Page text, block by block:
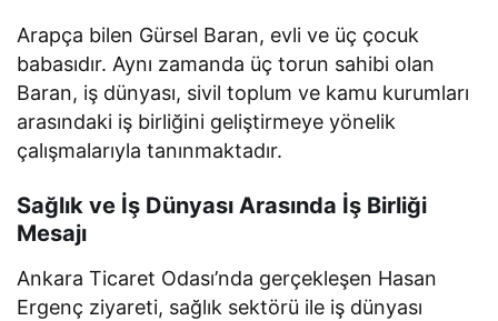
Arapça bilen Gürsel Baran, evli ve üç çocuk
babasıdır. Aynı zamanda üç torun sahibi olan
Baran, iş dünyası, sivil toplum ve kamu kurumları
arasındaki iş birliğini geliştirmeye yönelik
çalışmalarıyla tanınmaktadır.
Sağlık ve İş Dünyası Arasında İş Birliği
Mesajı
Ankara Ticaret Odası’nda gerçekleşen Hasan
Ergenç ziyareti, sağlık sektörü ile iş dünyası